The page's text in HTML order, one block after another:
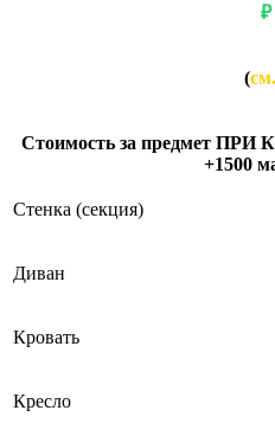
₽
(
Стоимость за предмет
+1500
Cтенка (секция)
Диван
Кровать
Кресло